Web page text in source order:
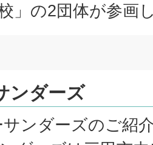
」の2団体が参画
ンダーズ
サンダーズのご紹